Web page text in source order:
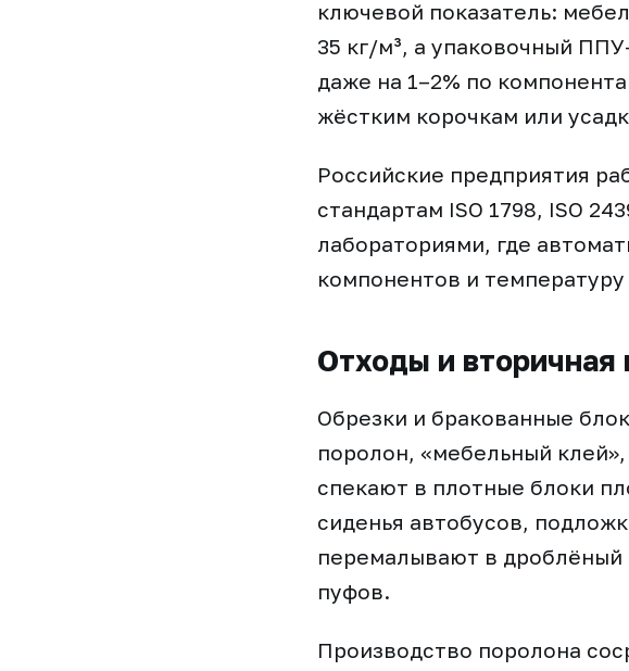
ключевой показатель:
35 кг/м³, а упаковочный
даже на 1–2% по
жёстким корочкам или
Российские предприятия
стандартам ISO 1798, ISO
лабораториями, где
компонентов и
Отходы и вторичная
Обрезки и бракованные
поролон, «мебельный
спекают в плотные блоки
сиденья автобусов,
перемалывают в дроблёный
пуфов.
Производство поролона